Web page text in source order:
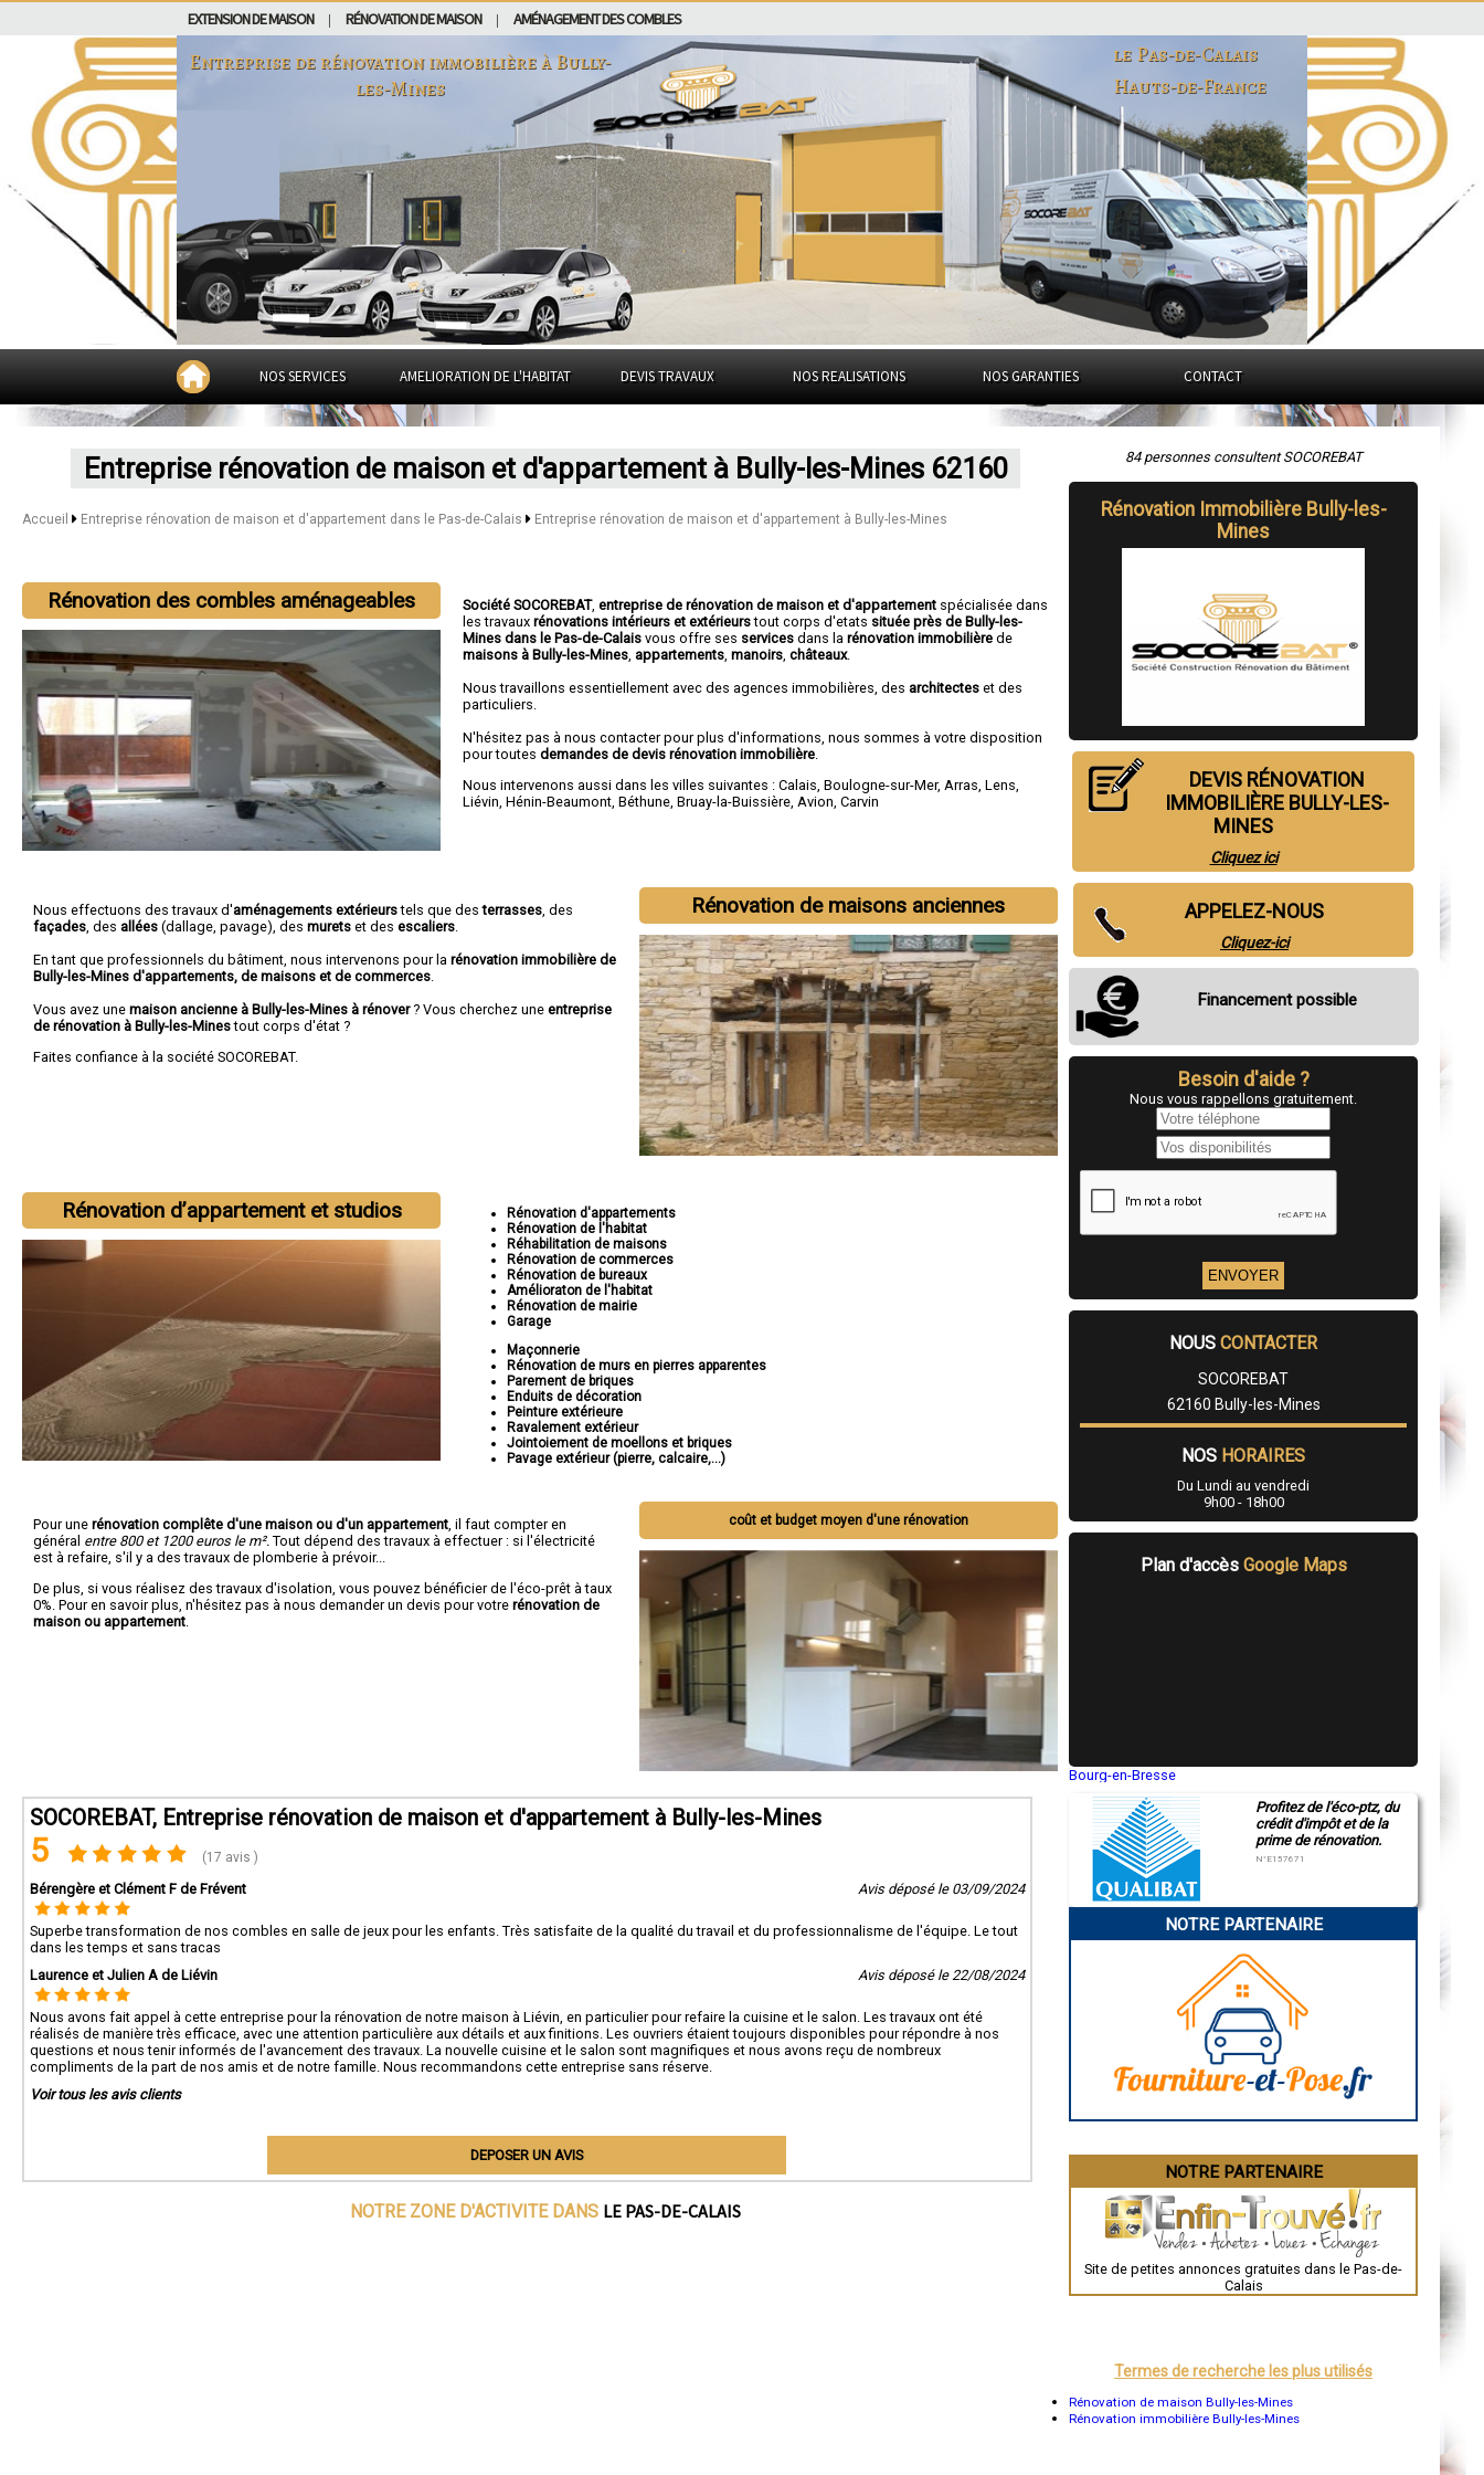
EXTENSION DE MAISON RÉNOVATION DE MAISON AMÉNAGEMENT DES COMBLES
Entreprise de rénovation immobilière àBully-
les-Mines
le Pas-de-Calais
Hauts-de-France
NOS SERVICES AMELIORATION DE L'HABITAT DEVIS TRAVAUX NOS REALISATIONS NOS GARANTIES CONTACT
Entreprise rénovation de maison et d'appartement à Bully-les-Mines 62160
Accueil Entreprise rénovation de maison et d'appartement dans le Pas-de-Calais Entreprise rénovation de maison et d'appartement à Bully-les-Mines
Rénovation des combles aménageables Société SOCOREBAT,entreprise de rénovation de maison et d'appartement spécialisée dans
les travauxrénovations intérieurs et extérieurstout corps d'etats située près de Bully-les-
Mines dans le Pas-de-Calaisvous offre ses services dans larénovation immobilière de
maisons à Bully-les-Mines appartements ,manoirs ,châteaux.
Nous travaillons essentiellement avec des agences immobilières, des architectes et des
particuliers.
N'hésitez pas à nous contacter pour plus d'informations, nous sommes à votre disposition
pour toutesdemandes de devis rénovation immobilière
Nous intervenons aussi dans les villes suivantes :Calais ,Boulogne-sur-Mer, Arras ,Lens
Liévin ,Hénin-Beaumont ,Béthune ,Bruay-la-Buissière Avion ,Carvin
Rénovation de maisons anciennes
Nous effectuons des travaux d'aménagements extérieurstels que desterrasses , des
façades , des allées (dallage, pavage), des murets et des escaliers
En tant que professionnels du bâtiment, nous intervenons pour la rénovation immobilière de
Bully-les-Mines d'appartements, de maisons et de commerces
Vous avez une maison ancienne à Bully-les-Mines à rénover? Vous cherchez une entreprise
de rénovation à Bully-les-Minestout corps d'état ?
Faites confiance à la société SOCOREBAT.
Rénovation d’appartement et studios
Rénovation d'appartements
Rénovation de l'habitat
Réhabilitation de maisons
Rénovation de commerces
Rénovation de bureaux
Amélioraton de l'habitat
Rénovation de mairie
Garage
Maçonnerie
Rénovation de murs en pierres apparentes
Parement de briques
Enduits de décoration
Peinture extérieure
Ravalement extérieur
Jointoiement de moellons et briques
Pavage extérieur (pierre, calcaire,...)
coût et budget moyen d'une rénovation
Pour une rénovation complête d'une maison ou d'un appartement , il faut compter en
général entre 800 et 1200 euros le m². Tout dépend des travaux à effectuer : si l'électricité
est à refaire, s'il y a des travaux de plomberie à prévoir...
De plus, si vous réalisez des travaux d'isolation, vous pouvez bénéficier de l'éco-prêt à taux
0%. Pour en savoir plus, n'hésitez pas à nous demander un devis pour votre rénovation de
maison ou appartement
SOCOREBAT, Entreprise rénovation de maison et d'appartement à Bully-les-Mines
5 (17 avis )
Bérengère et Clément F de Frévent Avis déposé le 03/09/2024
Superbe transformation de nos combles en salle de jeux pour les enfants. Très satisfaite de la qualité du travail et du professionnalisme de l'équipe. Le tout
dans les temps et sans tracas
Laurence et Julien A de Liévin
Avis déposé le 22/08/2024
Nous avons fait appel à cette entreprise pour la rénovation de notre maison à Liévin, en particulier pour refaire la cuisine et le salon. Les travaux ont été
réalisés de manière très efficace, avec une attention particulière aux détails et aux finitions. Les ouvriers étaient toujours disponibles pour répondre à nos
questions et nous tenir informés de l'avancement des travaux. La nouvelle cuisine et le salon sont magnifiques et nous avons reçu de nombreux
compliments de la part de nos amis et de notre famille. Nous recommandons cette entreprise sans réserve.
Voir tous les avis clients
DEPOSER UN AVIS
NOTRE ZONE D'ACTIVITE DANS LE PAS-DE-CALAIS
84 personnes consultent SOCOREBAT
Rénovation Immobilière Bully-les-
Mines
DEVIS RÉNOVATION
IMMOBILIÈRE BULLY-LES-
MINES
Cliquez ici
APPELEZ-NOUS
Cliquez-ici
Financement possible
Besoin d'aide ?
Nous vous rappellons gratuitement.
NOUS CONTACTER
SOCOREBAT
62160 Bully-les-Mines
NOS HORAIRES
Du Lundi au vendredi
9h00 - 18h00
Plan d'accès Google Maps
Bourg-en-Bresse
Montluçon
Manosque
Gap
Charleville-Mézières
Pamiers
Narbonne
Brive-la-Gaillarde
Guéret
Besançon
Évreux
Chartres
Nîmes
Auch
Grenoble
Mont-de-Marsan
Blois
Profitez de l'éco-ptz, du
crédit d'impôt et de la
prime de rénovation.
N°E157671
NOTRE PARTENAIRE
NOTRE PARTENAIRE
Site de petites annonces gratuites dans le Pas-de-
Calais
Termes de recherche les plus utilisés
Rénovation de maison Bully-les-Mines
Rénovation immobilière Bully-les-Mines